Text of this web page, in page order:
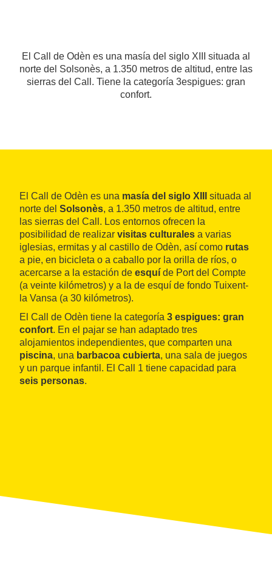
El Call de Odèn es una masía del siglo XIII situada al
norte del Solsonès, a 1.350 metros de altitud, entre las
sierras del Call. Tiene la categoría 3espigues: gran
confort.
El Call de Odèn es una masía del siglo XIII
situada al
norte del Solsonès, a 1.350 metros de altitud, entre
las sierras del Call. Los entornos ofrecen la
posibilidad de realizar visitas culturales a varias
iglesias, ermitas y al castillo de Odèn, así como rutas
a pie, en bicicleta o a caballo por la orilla de ríos, o
acercarse a la estación de esquí de Port del Compte
(a veinte kilómetros) y a la de esquí de fondo Tuixent-
la Vansa (a 30 kilómetros).
El Call de Odèn tiene la categoría 3 espigues: gran
confort. En el pajar se han adaptado tres
alojamientos independientes, que comparten una
piscina, una barbacoa cubierta, una sala de juegos
y un parque infantil. El Call 1 tiene capacidad para
seis personas.